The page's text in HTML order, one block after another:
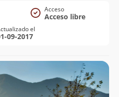
Acceso
Acceso libre
el
09-2017